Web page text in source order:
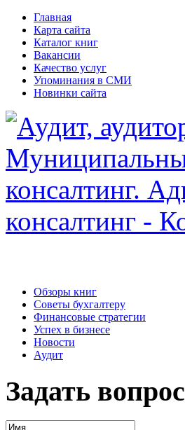
Главная
Карта сайта
Каталог книг
Вакансии
Качество услуг
Упоминания в СМИ
Новинки сайта
Обзоры книг
Советы бухгалтеру
Финансовые стратегии
Успех в бизнесе
Новости
Аудит
Задать вопрос